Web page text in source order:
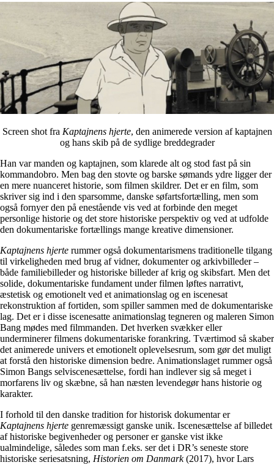
Screen shot fra Kaptajnens hjerte, den animerede version af kaptajnen
og hans skib på de sydlige breddegrader
Han var manden og kaptajnen, som klarede alt og stod fast på sin
kommandobro. Men bag den stovte og barske sømands ydre ligger der
en mere nuanceret historie, som filmen skildrer. Det er en film, som
skriver sig ind i den sparsomme, danske søfartsfortælling, men som
også fornyer den på enestående vis ved at forbinde den meget
personlige historie og det store historiske perspektiv og ved at udfolde
den dokumentariske fortællings mange kreative dimensioner.
Kaptajnens hjerte rummer også dokumentarismens traditionelle tilgang
til virkeligheden med brug af vidner, dokumenter og arkivbilleder –
både familiebilleder og historiske billeder af krig og skibsfart. Men det
solide, dokumentariske fundament under filmen løftes narrativt,
æstetisk og emotionelt ved et animationslag og en iscenesat
rekonstruktion af fortiden, som spiller sammen med de dokumentariske
lag. Det er i disse iscenesatte animationslag tegneren og maleren Simon
Bang mødes med filmmanden. Det hverken svækker eller
underminerer filmens dokumentariske forankring. Tværtimod så skaber
det animerede univers et emotionelt oplevelsesrum, som gør det muligt
at forstå den historiske dimension bedre. Animationslaget rummer også
Simon Bangs selviscenesættelse, fordi han indlever sig så meget i
morfarens liv og skæbne, så han næsten levendegør hans historie og
karakter.
I forhold til den danske tradition for historisk dokumentar er
Kaptajnens hjerte genremæssigt ganske unik. Iscenesættelse af billedet
af historiske begivenheder og personer er ganske vist ikke
ualmindelige, således som man f.eks. ser det i DR’s seneste store
historiske seriesatsning, Historien om Danmark(2017), hvor Lars